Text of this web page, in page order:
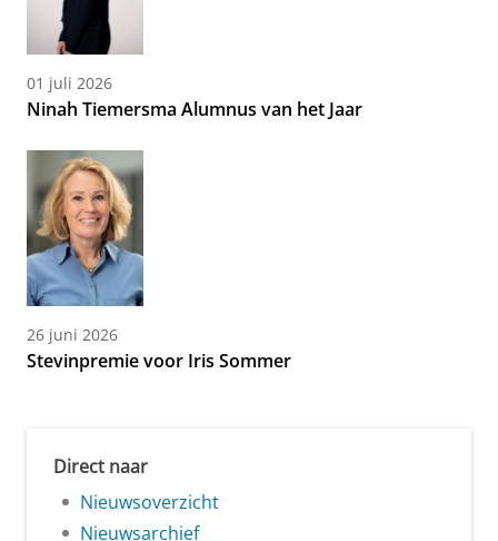
01 juli 2026
Ninah Tiemersma Alumnus van het Jaar
26 juni 2026
Stevinpremie voor Iris Sommer
Direct naar
Nieuwsoverzicht
Nieuwsarchief